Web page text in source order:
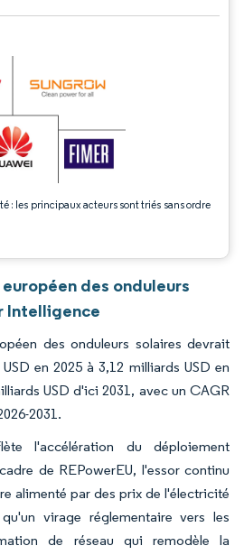
: les principaux acteurs sont triés sans ordre
La réutilisation nécessite une attribution sous CC
des onduleurs
Intelligence
des onduleurs solaires devrait
en 2025 à 3,12 milliards USD en
USD d'ici 2031, avec un CAGR
2031.
l'accélération du déploiement
de REPowerEU, l'essor continu
alimenté par des prix de l'électricité
virage réglementaire vers les
de réseau qui remodèle la